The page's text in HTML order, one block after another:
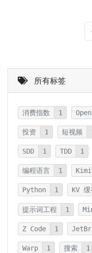
所有标签
消费指数 1
投资 1 短视频
SDD 1 TDD 1
编程语言 1 Kimi
Python 1 KV 缓
提示词工程 1
Z Code 1
Warp 1 搜索 1